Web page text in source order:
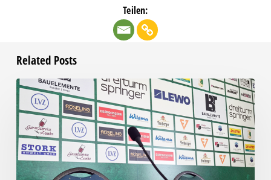
Teilen:
Related Posts
Pressegespräch
vor
RSV
Eintracht
1949
–
Chemie